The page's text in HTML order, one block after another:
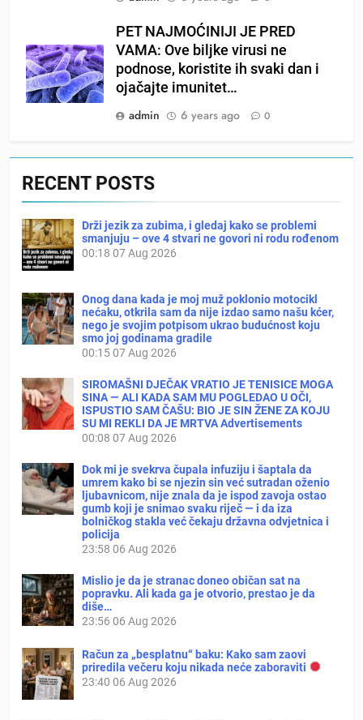
PET NAJMOĆINIJI JE PRED
VAMA: Ove biljke virusi ne
podnose, koristite ih svaki dan i
ojačajte imunitet…
admin
6 years ago 0
RECENT POSTS
Drži jezik za zubima, i gledaj kako se problemi
smanjuju – ove 4 stvari ne govori ni rodu rođenom
00:18 07 Aug 2026
Onog dana kada je moj muž poklonio motocikl
nećaku, otkrila sam da nije izdao samo našu kćer,
nego je svojim potpisom ukrao budućnost koju
smo joj godinama gradile
00:1507 Aug 2026
SIROMAŠNI DJEČAK VRATIO JE TENISICE MOGA
SINA — ALI KADA SAM MU POGLEDAO U OČI,
ISPUSTIO SAM ČAŠU: BIO JE SIN ŽENE ZA KOJU
SU MI REKLI DA JE MRTVA Advertisements
00:08 07 Aug 2026
Dok mi je svekrva čupala infuziju i šaptala da
umrem kako bi se njezin sin već sutradan oženio
ljubavnicom, nije znala da je ispod zavoja ostao
gumb koji je snimao svaku riječ — i da iza
bolničkog stakla već čekaju državna odvjetnica i
policija
23:58 06 Aug 2026
Mislio je da je stranac doneo običan sat na
popravku. Ali kada ga je otvorio, prestao je da
diše…
23:56 06 Aug 2026
Račun za „besplatnu“ baku: Kako sam zaovi
priredila večeru koju nikada neće zaboraviti
23:40 06 Aug 2026